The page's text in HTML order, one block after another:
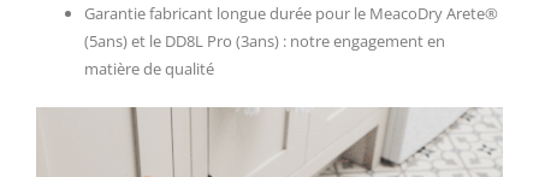
Garantie fabricant longue durée pour le MeacoDry Arete®
(5ans) et le DD8L Pro (3ans) : notre engagement en
matière de qualité